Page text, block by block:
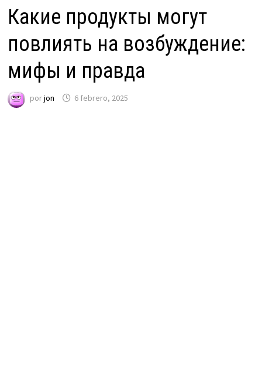
Какие продукты могут
повлиять на возбуждение:
мифы и правда
porjon 6 febrero, 2025